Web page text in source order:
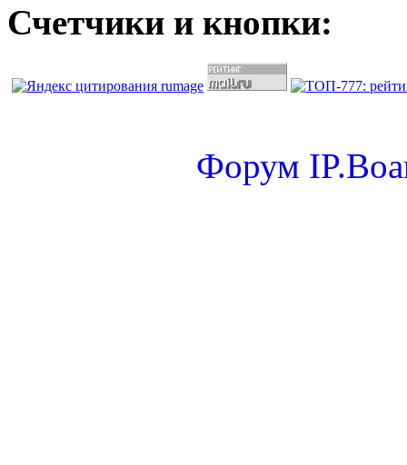
Счетчики и кнопки:
Форум